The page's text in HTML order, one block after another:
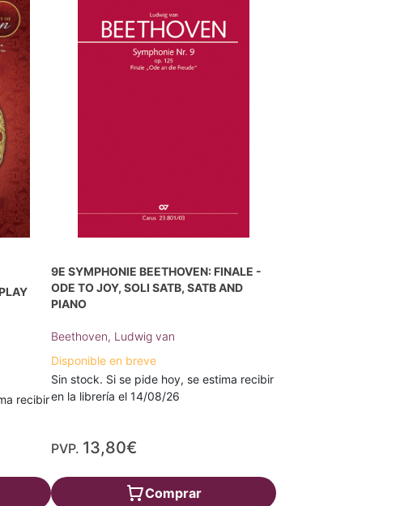
recibir
9E SYMPHONIE BEETHOVEN: FINALE -
ODE TO JOY, SOLI SATB, SATB AND
PIANO
Beethoven, Ludwig van
Disponible en breve
Sin stock. Si se pide hoy, se estima recibir
en la librería el 14/08/26
PVP. 13,80€
Comprar